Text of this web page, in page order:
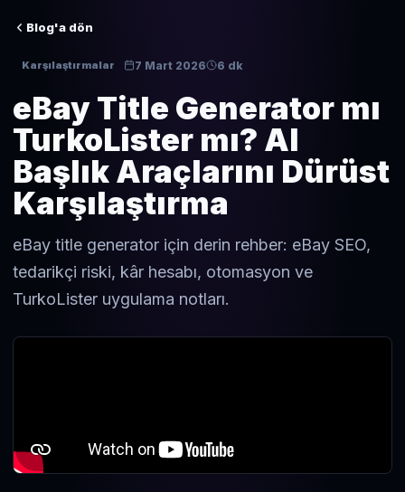
Blog'a dön
Karşılaştırmalar 7 Mart 2026 6 dk
eBay Title Generator mı
TurkoLister mı? AI
Başlık Araçlarını Dürüst
Karşılaştırma
eBay title generator için derin rehber: eBay SEO,
tedarikçi riski, kâr hesabı, otomasyon ve
TurkoLister uygulama notları.